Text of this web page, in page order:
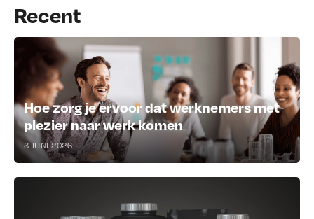
Recent
Hoe zorg je ervoor dat werknemers met
plezier naar werk komen
3 JUNI 2026